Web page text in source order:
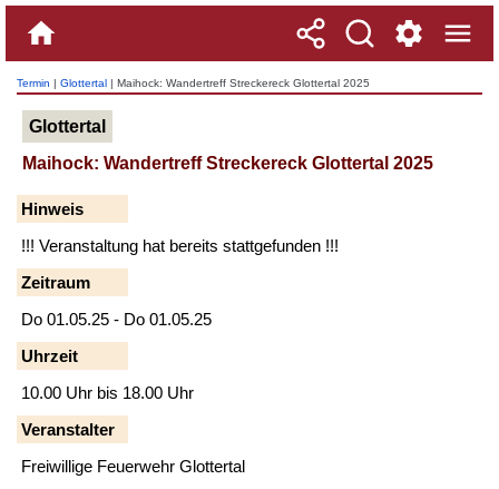
Termin | Glottertal | Maihock: Wandertreff Streckereck Glottertal 2025
Glottertal
Maihock: Wandertreff Streckereck Glottertal 2025
Hinweis
!!! Veranstaltung hat bereits stattgefunden !!!
Zeitraum
Do 01.05.25 - Do 01.05.25
Uhrzeit
10.00 Uhr bis 18.00 Uhr
Veranstalter
Freiwillige Feuerwehr Glottertal